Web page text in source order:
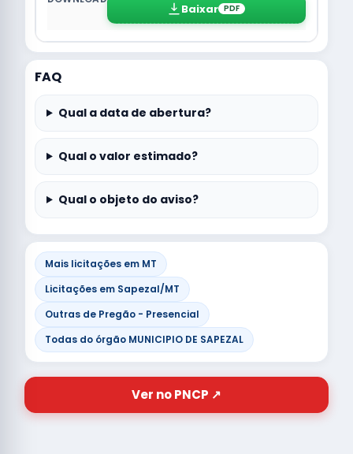
Baixar PDF
FAQ
Qual a data de abertura?
Qual o valor estimado?
Qual o objeto do aviso?
Mais licitações em MT
Licitações em Sapezal/MT
Outras de Pregão - Presencial
Todas do órgão MUNICIPIO DE SAPEZAL
Ver no PNCP ↗